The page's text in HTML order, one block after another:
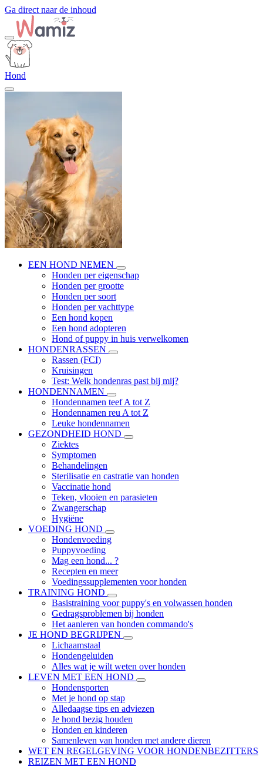
Ga direct naar de inhoud
Hond
EEN HOND NEMEN
Honden per eigenschap
Honden per grootte
Honden per soort
Honden per vachttype
Een hond kopen
Een hond adopteren
Hond of puppy in huis verwelkomen
HONDENRASSEN
Rassen (FCI)
Kruisingen
Test: Welk hondenras past bij mij?
HONDENNAMEN
Hondennamen teef A tot Z
Hondennamen reu A tot Z
Leuke hondennamen
GEZONDHEID HOND
Ziektes
Symptomen
Behandelingen
Sterilisatie en castratie van honden
Vaccinatie hond
Teken, vlooien en parasieten
Zwangerschap
Hygiëne
VOEDING HOND
Hondenvoeding
Puppyvoeding
Mag een hond... ?
Recepten en meer
Voedingssupplementen voor honden
TRAINING HOND
Basistraining voor puppy's en volwassen honden
Gedragsproblemen bij honden
Het aanleren van honden commando's
JE HOND BEGRIJPEN
Lichaamstaal
Hondengeluiden
Alles wat je wilt weten over honden
LEVEN MET EEN HOND
Hondensporten
Met je hond op stap
Alledaagse tips en adviezen
Je hond bezig houden
Honden en kinderen
Samenleven van honden met andere dieren
WET EN REGELGEVING VOOR HONDENBEZITTERS
REIZEN MET EEN HOND